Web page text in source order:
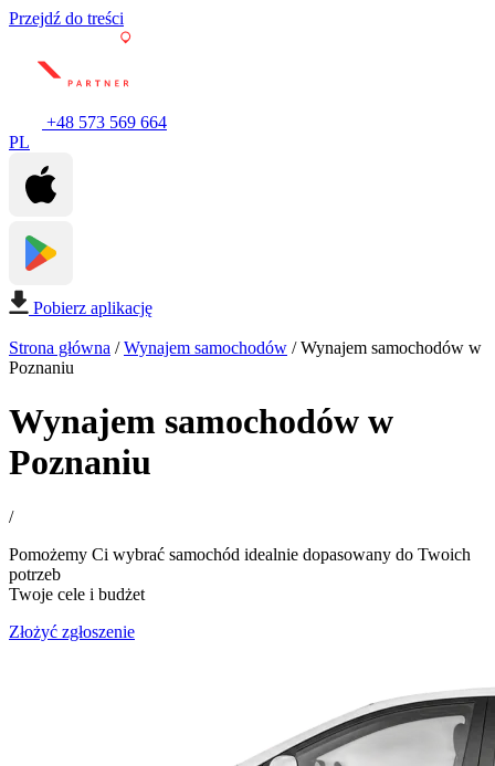
Przejdź do treści
+48 573 569 664
PL
Pobierz aplikację
Strona główna /Wynajem samochodów /Wynajem samochodów w
Poznaniu
Wynajem samochodów w
Poznaniu
/
Pomożemy Ci wybrać samochód idealnie dopasowany do Twoich
potrzeb
Twoje cele i budżet
Złożyć zgłoszenie